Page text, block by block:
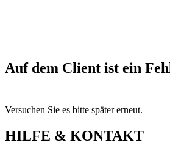
Auf dem Client ist ein
Versuchen Sie es bitte später erneut.
HILFE & KONTAKT